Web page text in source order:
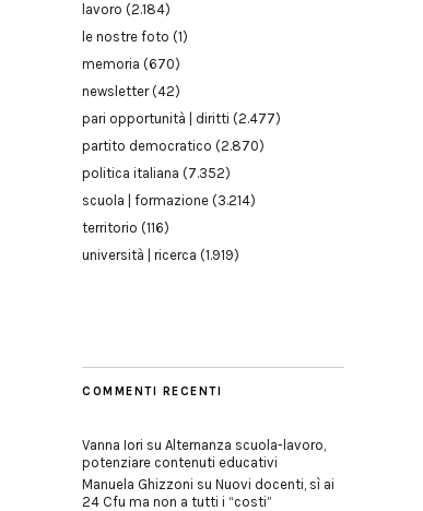
lavoro (2.184)
le nostre foto (1)
memoria (670)
newsletter(42)
pari opportunità | diritti (2.477)
partito democratico (2.870)
politica italiana (7.352)
scuola | formazione (3.214)
territorio (116)
università | ricerca (1.919)
COMMENTI RECENTI
Vanna Iori su Alternanza scuola-lavoro,
potenziare contenuti educativi
Manuela Ghizzoni su Nuovi docenti, sì ai
24 Cfu ma non a tutti i “costi”